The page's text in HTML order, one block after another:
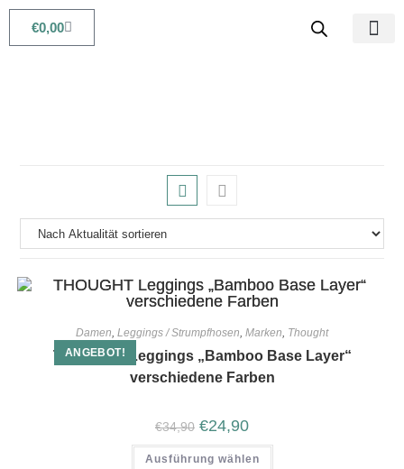
€0,00
ANGEBOT!
Damen, Leggings / Strumpfhosen, Marken, Thought
THOUGHT Leggings „Bamboo Base Layer“
verschiedene Farben
€34,90 €24,90
Ausführung wählen